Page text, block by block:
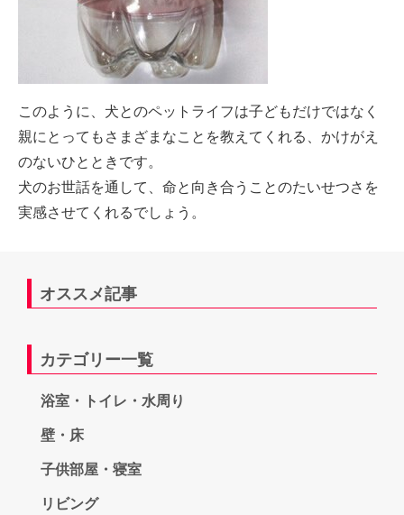
このように、犬とのペットライフは子どもだけではなく
親にとってもさまざまなことを教えてくれる、かけがえ
のないひとときです。
犬のお世話を通して、命と向き合うことのたいせつさを
実感させてくれるでしょう。
オススメ記事
カテゴリー一覧
浴室・トイレ・水周り
壁・床
子供部屋・寝室
リビング